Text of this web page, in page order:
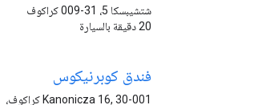
شتشيبسكا 5، 31-009 كراكوف
20 دقيقة بالسيارة
فندق كوبرنيكوس
Kanonicza 16, 30-001 كراكوف،